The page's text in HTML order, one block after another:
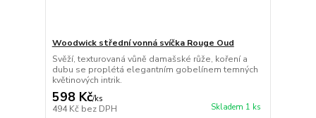
Woodwick střední vonná svíčka Rouge Oud
Svěží, texturovaná vůně damašské růže, koření a
dubu se proplétá elegantním gobelínem temných
květinových intrik.
598 Kč/ks
494 Kč bez DPH Skladem 1 ks